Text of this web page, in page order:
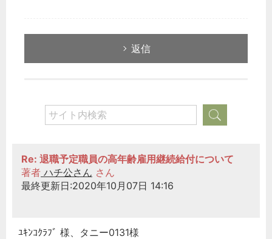
返信
Re: 退職予定職員の高年齢雇用継続給付について
著者 ハチ公さん さん
最終更新日:2020年10月07日 14:16
ﾕｷﾝｺｸﾗﾌﾞ 様、タニー0131様
次へ